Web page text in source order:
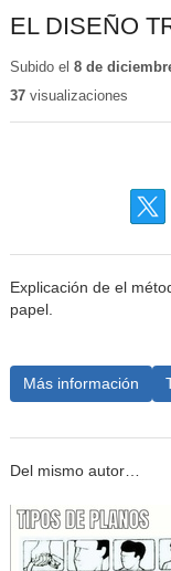
EL DISEÑO
Subido el 8 de
37visualizaciones
Explicación de el
papel.
Más información
Del mismo autor…